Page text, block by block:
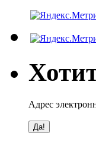
Адрес